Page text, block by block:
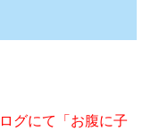
グにて「お腹に子